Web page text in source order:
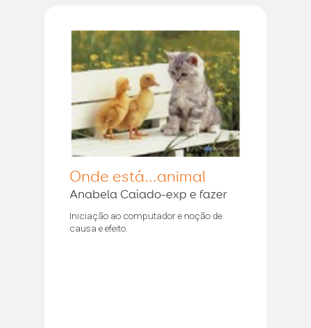
Onde está...animal
Anabela Caiado-exp e fazer
Iniciação ao computador e noção de
causa e efeito.